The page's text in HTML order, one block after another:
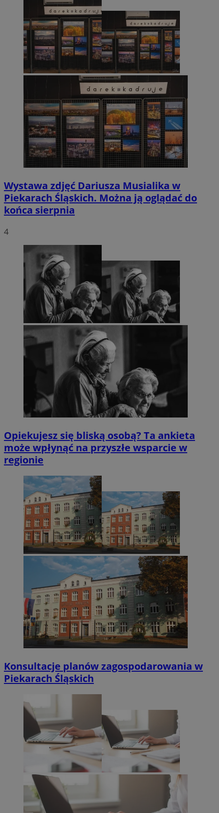
Wystawa zdjęć Dariusza Musialika w
Piekarach Śląskich. Można ją oglądać do
końca sierpnia
4
Opiekujesz się bliską osobą? Ta ankieta
może wpłynąć na przyszłe wsparcie w
regionie
Konsultacje planów zagospodarowania w
Piekarach Śląskich